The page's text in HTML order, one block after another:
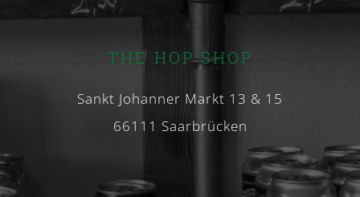
THE HOP SHOP
Sankt Johanner Markt 13 & 15
66111 Saarbrücken